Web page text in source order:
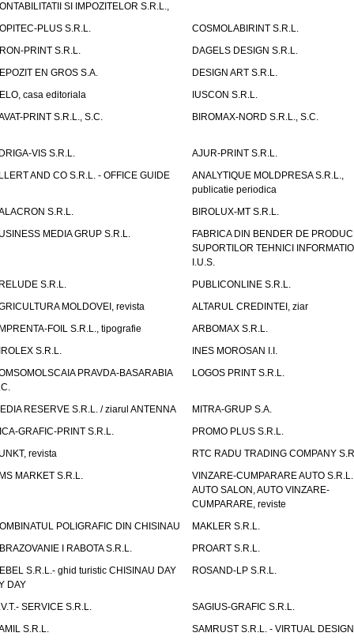
SI IMPOZITELOR S.R.L.,
PLUS S.R.L.
COSMOLABIRINT S.R.L.
PRINT S.R.L.
DAGELS DESIGN S.R.L.
EN GROS S.A.
DESIGN ART S.R.L.
casa editoriala
IUSCON S.R.L.
PRINT S.R.L., S.C.
BIROMAX-NORD S.R.L., S.C.
VIS S.R.L.
AJUR-PRINT S.R.L.
AND CO S.R.L. - OFFICE GUIDE
ANALYTIQUE MOLDPRESA S.R.L.,
publicatie periodica
S.R.L.
BIROLUX-MT S.R.L.
MEDIA GRUP S.R.L.
FABRICA DIN BENDER DE
SUPORTILOR TEHNICI
I.U.S.
S.R.L.
PUBLICONLINE S.R.L.
MOLDOVEI, revista
ALTARUL CREDINTEI, ziar
FOIL S.R.L., tipografie
ARBOMAX S.R.L.
S.R.L.
INES MOROSAN I.I.
PRAVDA-BASARABIA
LOGOS PRINT S.R.L.
RESERVE S.R.L. / ziarul ANTENNA
MITRA-GRUP S.A.
GRAFIC-PRINT S.R.L.
PROMO PLUS S.R.L.
revista
RTC RADU TRADING COMPANY
MARKET S.R.L.
VINZARE-CUMPARARE AUTO
AUTO SALON, AUTO VINZARE-
CUMPARARE, reviste
POLIGRAFIC DIN CHISINAU
MAKLER S.R.L.
I RABOTA S.R.L.
PROART S.R.L.
S.R.L.- ghid turistic CHISINAU DAY
DAY
ROSAND-LP S.R.L.
SERVICE S.R.L.
SAGIUS-GRAFIC S.R.L.
S.R.L.
SAMRUST S.R.L. - VIRTUAL DESIGN